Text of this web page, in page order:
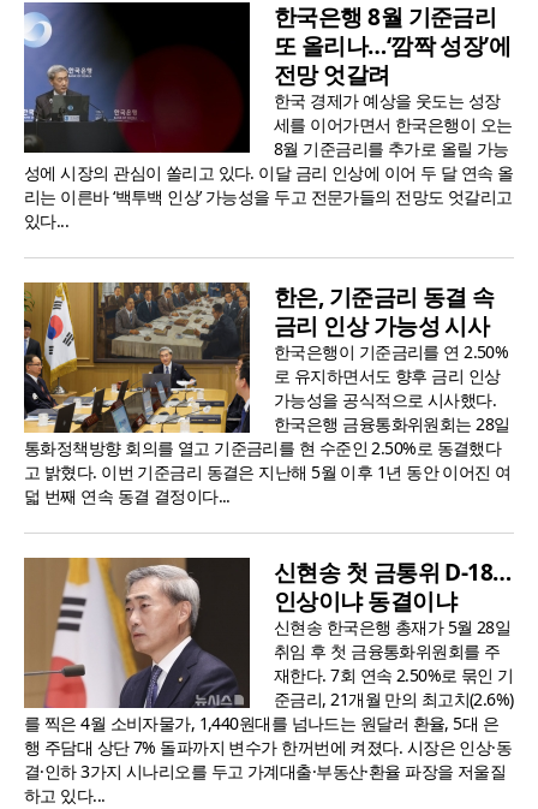
한국은행 8월 기준금리
또 올리나…‘깜짝 성장’에
전망 엇갈려
한국 경제가 예상을 웃도는 성장
세를 이어가면서 한국은행이 오는
8월 기준금리를 추가로 올릴 가능
성에 시장의 관심이 쏠리고 있다. 이달 금리 인상에 이어 두 달 연속 올
리는 이른바 ‘백투백 인상’ 가능성을 두고 전문가들의 전망도 엇갈리고
있다...
한은, 기준금리 동결 속
금리 인상 가능성 시사
한국은행이 기준금리를 연 2.50%
로 유지하면서도 향후 금리 인상
가능성을 공식적으로 시사했다.
한국은행 금융통화위원회는 28일
통화정책방향 회의를 열고 기준금리를 현 수준인 2.50%로 동결했다
고 밝혔다. 이번 기준금리 동결은 지난해 5월 이후 1년 동안 이어진 여
덟 번째 연속 동결 결정이다...
신현송 첫 금통위 D-18…
인상이냐 동결이냐
신현송 한국은행 총재가 5월 28일
취임 후 첫 금융통화위원회를 주
재한다. 7회 연속 2.50%로 묶인 기
준금리, 21개월 만의 최고치(2.6%)
를 찍은 4월 소비자물가, 1,440원대를 넘나드는 원달러 환율, 5대 은
행 주담대 상단 7% 돌파까지 변수가 한꺼번에 켜졌다. 시장은 인상·동
결·인하 3가지 시나리오를 두고 가계대출·부동산·환율 파장을 저울질
하고 있다...